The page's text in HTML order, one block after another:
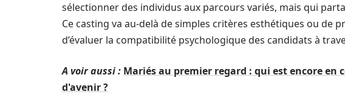
sélectionner des individus aux parcours variés, mais qui
Ce casting va au-delà de simples critères esthétiques ou de
d’évaluer la compatibilité psychologique des candidats à
A voir aussi : Mariés au premier regard : qui est encore en
d'avenir ?